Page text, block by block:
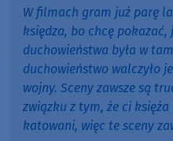
W filmach gram już parę
księdza, bo chcę
duchowieństwa była w
duchowieństwo walczyło
wojny. Sceny zawsze są
związku z tym, że ci
katowani, więc te sceny